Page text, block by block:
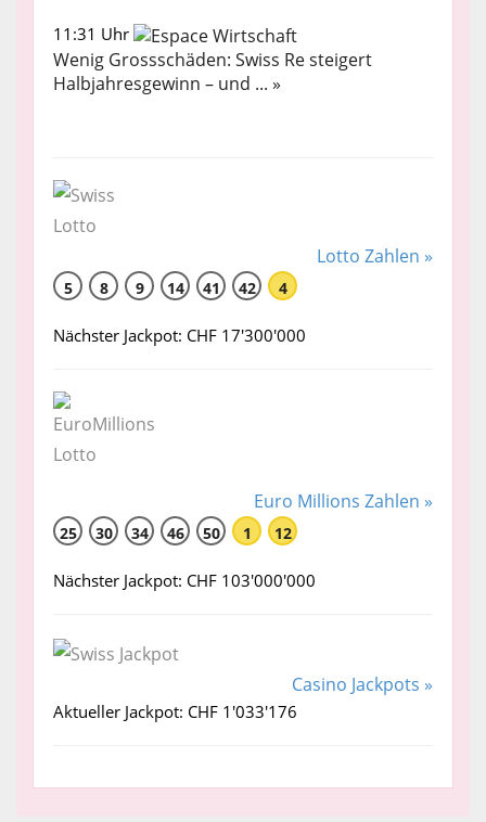
11:31 Uhr
Wenig Grossschäden: Swiss Re steigert
Halbjahresgewinn – und ... »
Lotto Zahlen »
5 8 9 14 41 42 4
Nächster Jackpot: CHF 17'300'000
Euro Millions Zahlen »
25 30 34 46 50 1 12
Nächster Jackpot: CHF 103'000'000
Casino Jackpots »
Aktueller Jackpot: CHF 1'033'176